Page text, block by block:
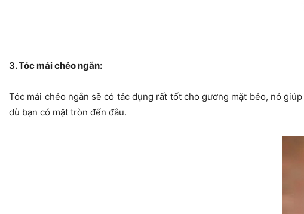
3. Tóc mái chéo ngắn:
Tóc mái chéo ngắn sẽ có tác dụng rất tốt cho gương mặt béo, nó
dù bạn có mặt tròn đến đâu.